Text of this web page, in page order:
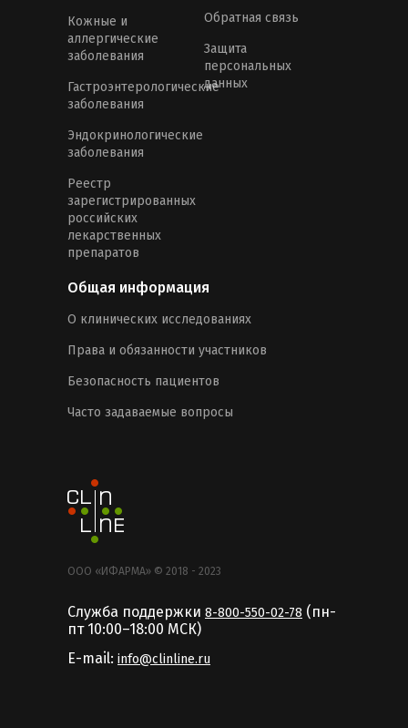
Кожные и
аллергические
заболевания
Гастроэнтерологические
заболевания
Эндокринологические
заболевания
Реестр
зарегистрированных
российских
лекарственных
препаратов
Обратная связь
Защита
персональных
данных
Общая информация
О клинических исследованиях
Права и обязанности участников
Безопасность пациентов
Часто задаваемые вопросы
ООО «ИФАРМА» © 2018 - 2023
Служба поддержки 8-800-550-02-78 (пн-
пт 10:00–18:00 MCК)
E-mail: info@clinline.ru